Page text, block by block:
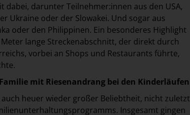
dabei, darunter Teilnehmer:innen aus den USA,
Ukraine oder der Slowakei. Und sogar aus
oder den Philippinen. Ein besonderes Highlight
Meter lange Streckenabschnitt, der direkt durch
vorbei an Shops und Restaurants führte,
mit Riesenandrang bei den Kinderläufen
heuer wieder großer Beliebtheit, nicht zuletzt
Insgesamt gingen